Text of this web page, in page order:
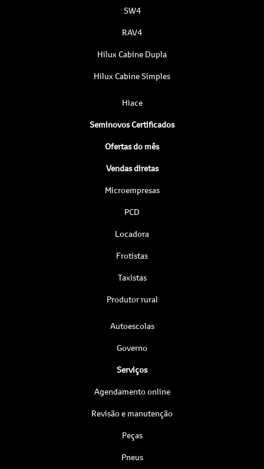
SW4
RAV4
Hilux Cabine Dupla
Hilux Cabine Simples
Hiace
Seminovos Certificados
Ofertas do mês
Vendas diretas
Microempresas
PCD
Locadora
Frotistas
Taxistas
Produtor rural
Autoescolas
Governo
Serviços
Agendamento online
Revisão e manutenção
Peças
Pneus